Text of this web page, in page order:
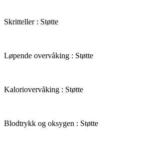
Skritteller : Støtte
Løpende overvåking : Støtte
Kaloriovervåking : Støtte
Blodtrykk og oksygen : Støtte